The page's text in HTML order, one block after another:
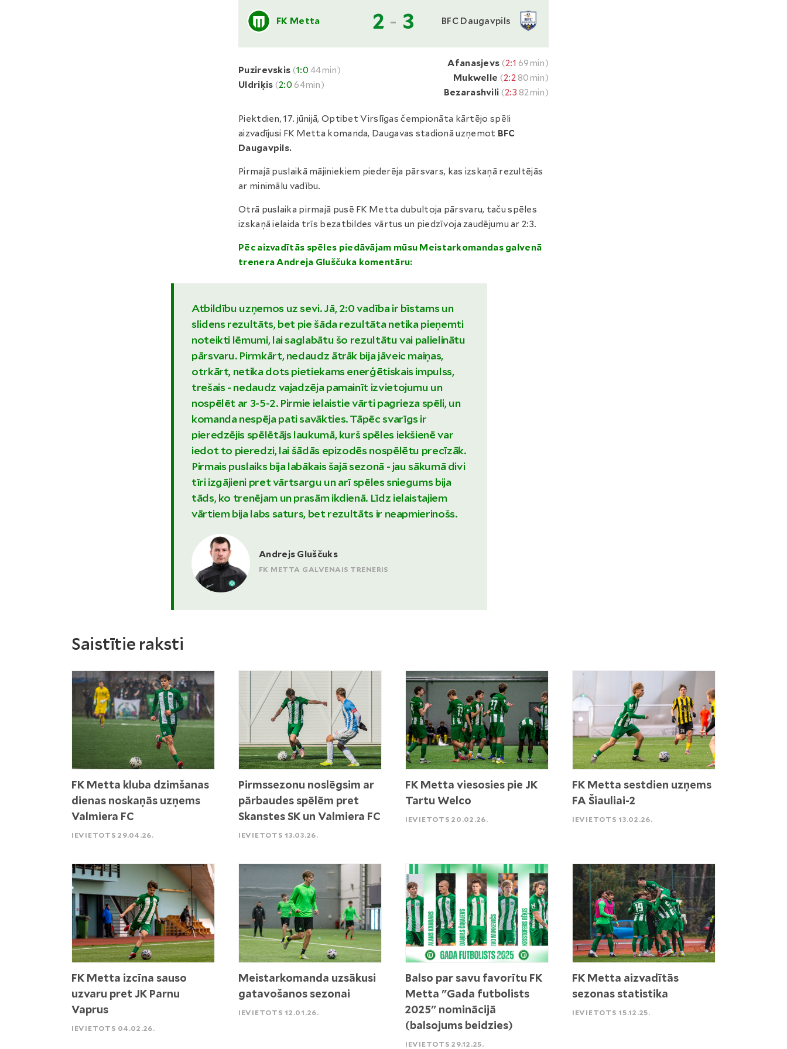
FK Metta 2 - 3 BFC Daugavpils
Puzirevskis (1:0 44min)
Uldriķis (2:0 64min)
Afanasjevs (2:1 69min)
Mukwelle (2:280min)
Bezarashvili (2:3 82min)
Piektdien, 17. jūnijā, Optibet Virslīgas čempionāta kārtējo spēli
aizvadījusi FK Metta komanda, Daugavas stadionā uzņemot BFC
Daugavpils.
Pirmajā puslaikā mājiniekiem piederēja pārsvars, kas izskaņā rezultējās
ar minimālu vadību.
Otrā puslaika pirmajā pusē FK Metta dubultoja pārsvaru, taču spēles
izskaņā ielaida trīs bezatbildes vārtus un piedzīvoja zaudējumu ar 2:3.
Pēc aizvadītās spēles piedāvājam mūsu Meistarkomandas galvenā
trenera Andreja Gluščuka komentāru:
Atbildību uzņemos uz sevi. Jā, 2:0 vadība ir bīstams un
slidens rezultāts, bet pie šāda rezultāta netika pieņemti
noteikti lēmumi, lai saglabātu šo rezultātu vai palielinātu
pārsvaru. Pirmkārt, nedaudz ātrāk bija jāveic maiņas,
otrkārt, netika dots pietiekams enerģētiskais impulss,
trešais - nedaudz vajadzēja pamainīt izvietojumu un
nospēlēt ar 3-5-2. Pirmie ielaistie vārti pagrieza spēli, un
komanda nespēja pati savākties. Tāpēc svarīgs ir
pieredzējis spēlētājs laukumā, kurš spēles iekšienē var
iedot to pieredzi, lai šādās epizodēs nospēlētu precīzāk.
Pirmais puslaiks bija labākais šajā sezonā - jau sākumā divi
tīri izgājieni pret vārtsargu un arī spēles sniegums bija
tāds, ko trenējam un prasām ikdienā. Līdz ielaistajiem
vārtiem bija labs saturs, bet rezultāts ir neapmierinošs.
Andrejs Gluščuks
FK METTA GALVENAIS TRENERIS
Saistītie raksti
FK Metta kluba dzimšanas
dienas noskaņās uzņems
Valmiera FC
IEVIETOTS 29.04.26.
Pirmssezonu noslēgsim ar
pārbaudes spēlēm pret
Skanstes SK un Valmiera FC
IEVIETOTS 13.03.26.
FK Metta viesosies pie JK
Tartu Welco
IEVIETOTS 20.02.26.
FK Metta sestdien uzņems
FA Šiauliai-2
IEVIETOTS 13.02.26.
FK Metta izcīna sauso
uzvaru pret JK Parnu
Vaprus
IEVIETOTS 04.02.26.
Meistarkomanda uzsākusi
gatavošanos sezonai
IEVIETOTS 12.01.26.
Balso par savu favorītu FK
Metta "Gada futbolists
2025" nominācijā
(balsojums beidzies)
IEVIETOTS 29.12.25.
FK Metta aizvadītās
sezonas statistika
IEVIETOTS 15.12.25.